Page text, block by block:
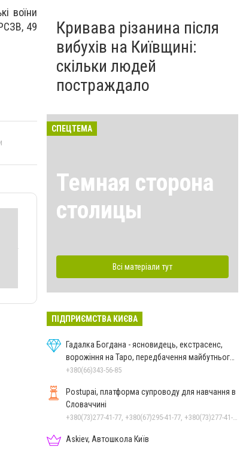
воїни
49
Кривава різанина після
вибухів на Київщині:
скільки людей
постраждало
СПЕЦТЕМА
Темная сторона
столицы
Всі матеріали тут
ПІДПРИЄМСТВА КИЄВА
Гадалка Богдана - ясновидець, екстрасенс,
ворожіння на Таро, передбачення майбутнього,
зняття порчі
+380(66)343-56-85
Postupai, платформа супроводу для навчання в
Словаччині
Askiev, Автошкола Київ